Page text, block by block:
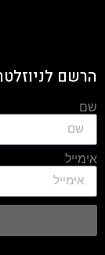
הרשם
שם
אימייל